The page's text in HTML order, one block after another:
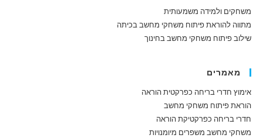
משחקים ולמידה משמעותית
מתווה להוראת פיתוח משחקי מחשב בכיתה
שילוב פיתוח משחקי מחשב בחינוך
מאמרים
אימוץ חדרי בריחה כפרקטית הוראה
הוראת פיתוח משחקי מחשב
חדרי בריחה כפרקטיקת הוראה
משחקי מחשב משפרים מיומנויות